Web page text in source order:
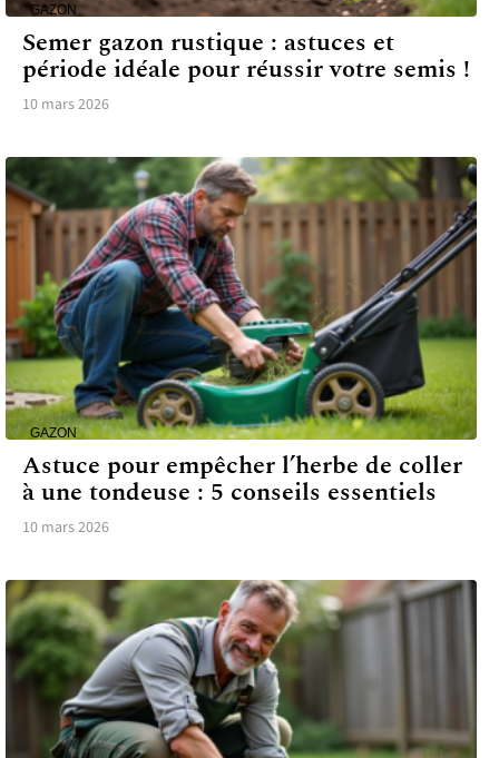
GAZON
Semer gazon rustique : astuces et
période idéale pour réussir votre semis !
10 mars 2026
GAZON
Astuce pour empêcher l’herbe de coller
à une tondeuse : 5 conseils essentiels
10 mars 2026